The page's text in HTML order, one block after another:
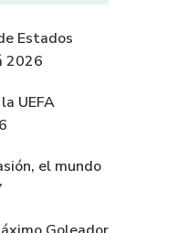
Estados
2026
UEFA
el mundo